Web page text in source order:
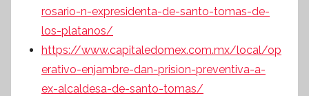
rosario-n-expresidenta-de-santo-tomas-de-
los-platanos/
https://www.capitaledomex.com.mx/local/op
erativo-enjambre-dan-prision-preventiva-a-
ex-alcaldesa-de-santo-tomas/